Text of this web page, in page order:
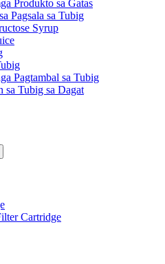
Produkto sa Gatas
Pagsala sa Tubig
Syrup
Pagtambal sa Tubig
sa Tubig sa Dagat
Cartridge